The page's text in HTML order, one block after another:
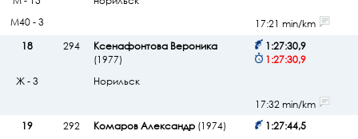
М40 - 3
17:21 min/km
18
294
Ксенафонтова Вероника
(1977)
Норильск
1:27:30,9
1:27:30,9
Ж - 3
17:32 min/km
19
292 Комаров Александр(1974)
1:27:44,5